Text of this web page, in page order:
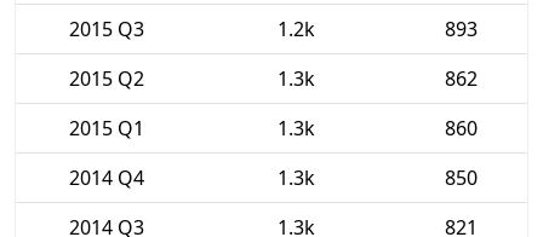
2015 Q3
1.2k
893
2015 Q2
1.3k
862
2015 Q1
1.3k
860
2014 Q4
1.3k
850
2014 Q3
1.3k
821